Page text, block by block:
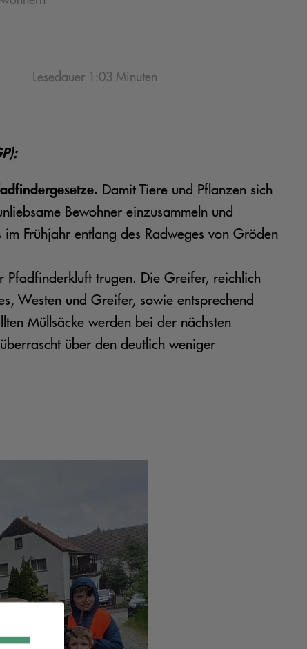
Lesedauer 1:03 Minuten
Damit Tiere und Pflanzen sich
Bewohner einzusammeln und
Frühjahr entlang des Radweges von Gröden
Pfadfinderkluft trugen. Die Greifer, reichlich
Westen und Greifer, sowie entsprechend
Müllsäcke werden bei der nächsten
über den deutlich weniger